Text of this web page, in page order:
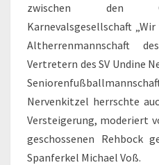
zwischen den
Karnevalsgesellschaft
Altherrenmannschaft
Vertretern des SV Undine
Nervenkitzel herrschte
Versteigerung, moderiert
geschossenen Rehbock
Spanferkel Michael Voß.